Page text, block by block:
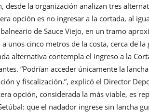
desde la organización analizan tres
opción es no ingresar a la cortada, al
de Sauce Viejo, en un tramo
a unos cinco metros de la costa, cerca de
alternativa contempla el ingreso a la
“Podrían acceder únicamente la
y fiscalización.”, explicó el Director
opción, considerada la más viable, es
que el nadador ingrese sin lancha